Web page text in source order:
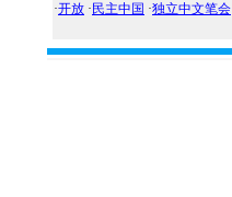
·开放 · 民主中国 ·独立中文笔会